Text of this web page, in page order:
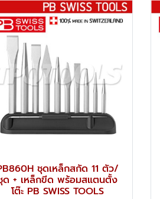
ชุดเหล็กสกัด 11 ตัว/
ด + เหล็กขีด พร้อมสแตนตั้ง
โต๊ะ PB SWISS TOOLS